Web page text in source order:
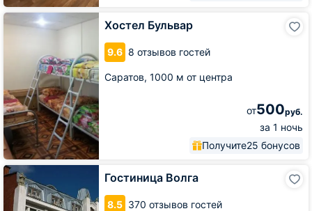
Хостел Бульвар
9.6 8 отзывов гостей
Саратов, 1000 м от центра
от500руб.
за 1 ночь
Получите25 бонусов
Хостел
Бульвар
Гостиница Волга
8.5 370 отзывов гостей
Гостиница
Волга